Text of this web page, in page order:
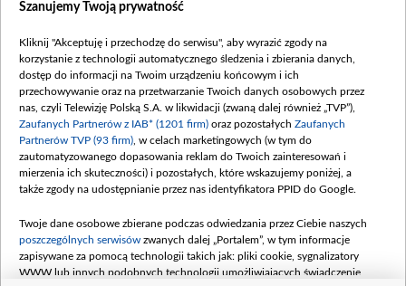
Dofinansowanie 635 783 051,21 PLN
(wpłata wrzesień 100 mln, październik 350
mln, listopad 265 mln)
Dofinansowanie 48 862 000,00 PLN
Data podpisania umowy: GRUDZIEŃ 2025
(wpłata grudzień 60,548 mln)
Dofinansowanie 900 000 000,00 PLN
Data podpisania umowy: LUTY 2026 (wpłata
kwiecień 180 mln, 7 maja 180 mln, 8
czerwca 90 mln)
Dofinansowanie 250 000 000,00 PLN
Szanujemy Twoją prywatność
Kliknij "Akceptuję i przechodzę do serwisu", aby wyrazić zgody na
korzystanie z technologii automatycznego śledzenia i zbierania danych,
dostęp do informacji na Twoim urządzeniu końcowym i ich
przechowywanie oraz na przetwarzanie Twoich danych osobowych przez
nas, czyli Telewizję Polską S.A. w likwidacji (zwaną dalej również „TVP”),
Zaufanych Partnerów z IAB* (1201 firm) oraz pozostałych Zaufanych
Partnerów TVP (93 firm) , w celach marketingowych (w tym do
zautomatyzowanego dopasowania reklam do Twoich zainteresowań i
mierzenia ich skuteczności) i pozostałych, które wskazujemy poniżej, a
także zgody na udostępnianie przez nas identyfikatora PPID do Google.
Twoje dane osobowe zbierane podczas odwiedzania przez Ciebie naszych
poszczególnych serwisów zwanych dalej „Portalem”, w tym informacje
zapisywane za pomocą technologii takich jak: pliki cookie, sygnalizatory
WWW lub innych podobnych technologii umożliwiających świadczenie